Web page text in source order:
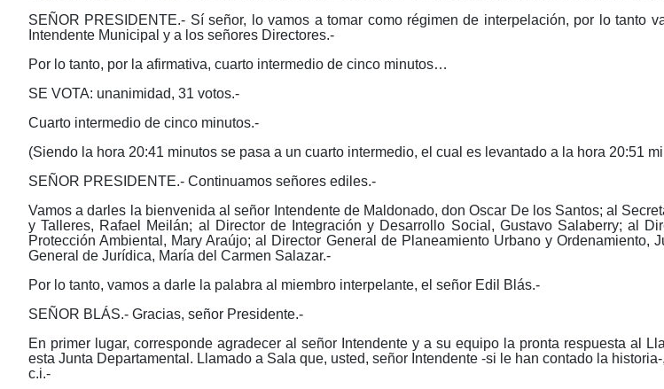
SEÑOR PRESIDENTE.- Sí señor, lo vamos a tomar como régimen de interpelación, por lo tanto
Intendente Municipal y a los señores Directores.-
Por lo tanto, por la afirmativa, cuarto intermedio de cinco minutos…
SE VOTA: unanimidad, 31 votos.-
Cuarto intermedio de cinco minutos.-
(Siendo la hora 20:41 minutos se pasa a un cuarto intermedio, el cual es levantado a la hora 20:51
SEÑOR PRESIDENTE.- Continuamos señores ediles.-
Vamos a darles la bienvenida al señor Intendente de Maldonado, don Oscar De los Santos; al
y Talleres, Rafael Meilán; al Director de Integración y Desarrollo Social, Gustavo Salaberry; al
Protección Ambiental, Mary Araújo; al Director General de Planeamiento Urbano y
General de Jurídica, María del Carmen Salazar.-
Por lo tanto, vamos a darle la palabra al miembro interpelante, el señor Edil Blás.-
SEÑOR BLÁS.- Gracias, señor Presidente.-
En primer lugar, corresponde agradecer al señor Intendente y a su equipo la pronta respuesta al
esta Junta Departamental. Llamado a Sala que, usted, señor Intendente -si le han contado la
c.i.-